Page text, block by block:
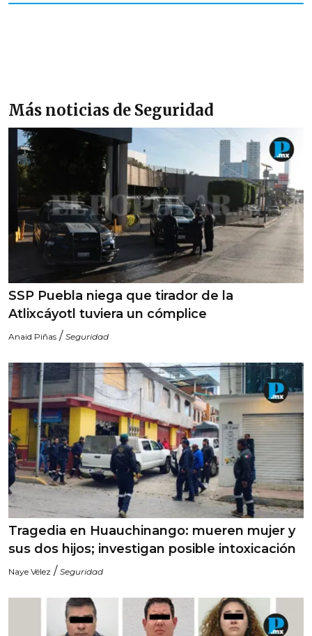
Más noticias de Seguridad
SSP Puebla niega que tirador de la
Atlixcáyotl tuviera un cómplice
Anaid Piñas / Seguridad
Tragedia en Huauchinango: mueren mujer y
sus dos hijos; investigan posible intoxicación
Naye Vélez / Seguridad